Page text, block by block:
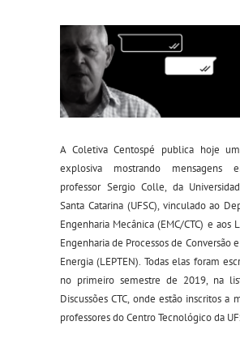
A Coletiva Centospé publica hoje
explosiva mostrando mensagens
professor Sergio Colle, da
Santa Catarina (UFSC), vinculado ao
Engenharia Mecânica (EMC/CTC) e aos
Engenharia de Processos de Conversão
Energia (LEPTEN). Todas elas foram
no primeiro semestre de 2019, na
Discussões CTC, onde estão inscritos a
professores do Centro Tecnológico da